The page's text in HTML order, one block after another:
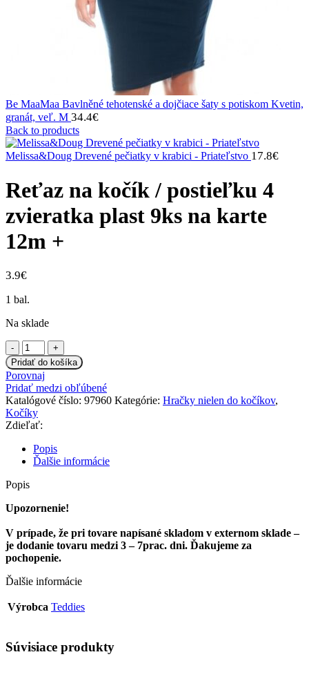
Be MaaMaa Bavlněné tehotenské a dojčiace šaty s potiskom Kvetin,
granát, veľ. M 34.4€
Back to products
Melissa&Doug Drevené pečiatky v krabici - Priateľstvo 17.8€
Reťaz na kočík / postieľku 4
zvieratka plast 9ks na karte
12m +
3.9€
1 bal.
Na sklade
množstvo
Reťaz
na
kočík
/
postieľku
4
zvieratka
plast
9ks
karte
+
Pridať do košíka
Porovnaj
Pridať medzi obľúbené
Katalógové číslo: 97960 Kategórie: Hračky nielen do kočíkov,
Kočíky
Zdieľať:
Popis
Ďalšie informácie
Popis
Upozornenie!
V prípade, že pri tovare napísané skladom v externom sklade –
je dodanie tovaru medzi 3 – 7prac. dni. Ďakujeme za
pochopenie.
Ďalšie informácie
Výrobca Teddies
Súvisiace produkty